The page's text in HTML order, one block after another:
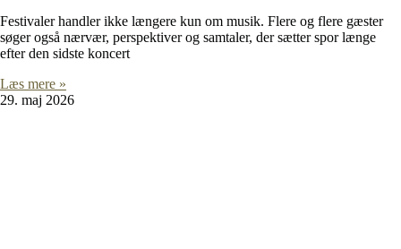
Festivaler handler ikke længere kun om musik. Flere og flere gæster
søger også nærvær, perspektiver og samtaler, der sætter spor længe
efter den sidste koncert
Læs mere »
29. maj 2026